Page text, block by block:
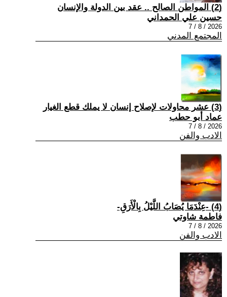
(2) المواطن الصالح .. عقد بين الدولة والإنسان
حسين علي الحمداني
2026 / 8 / 7
المجتمع المدني
(3) عشر محاولات لإصلاح إنسان لا يملك قطع الغيار
عماد أبو حطب
2026 / 8 / 7
الادب والفن
(4) -عِنْدَمَا يُصَابُ اللَّيْلُ بِالْأَرَقِ-
فاطمة شاوتي
2026 / 8 / 7
الادب والفن